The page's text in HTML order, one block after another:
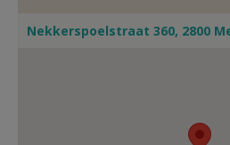
Nekkerspoelstraat 360, 2800